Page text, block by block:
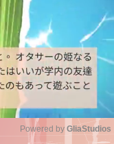
Powered by GliaStudios